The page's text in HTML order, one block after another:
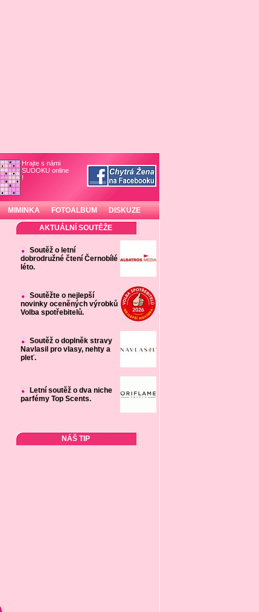
Hrajte s námi
SUDOKU online
!
MIMINKA FOTOALBUM DISKUZE
AKTUÁLNÍ SOUTĚŽE
Soutěž o letní
dobrodružné čtení Černobílé
léto.
Soutěžte o nejlepší
novinky oceněných výrobků
Volba spotřebitelů.
Soutěž o doplněk stravy
Navlasil pro vlasy, nehty a
pleť.
Letní soutěž o dva niche
parfémy Top Scents.
NÁŠ TIP